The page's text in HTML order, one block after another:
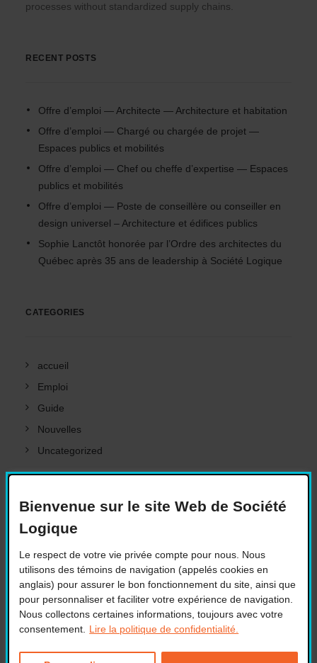
Bienvenue sur le site Web de Société
Logique
Le respect de votre vie privée compte pour nous. Nous
utilisons des témoins de navigation (appelés cookies en
anglais) pour assurer le bon fonctionnement du site, ainsi que
pour personnaliser et faciliter votre expérience de navigation.
Nous collectons certaines informations, toujours avec votre
consentement.
Lire la politique de confidentialité.
processes without standardized supply chains.
RECENT POSTS
Offre d’emploi — Architecte — Architecture et habitation
Offre d’emploi — Chargé ou chargée de projet —
Espaces publics et mobilités
Offre d’emploi — Chef ou cheffe d’expertise — Espaces
publics et mobilités
Offre d’emploi — Poste de conseillère ou conseiller en
design universel – Architecture et édifices publics
Sophie Lanctôt honorée par l’Ordre des architectes du
Québec après 35 ans de leadership à Société Logique
CATEGORIES
accueil
Emploi
Guide
Nouvelles
Uncategorized
META
Connexion
Flux des publications
Flux des commentaires
Site de WordPress-FR